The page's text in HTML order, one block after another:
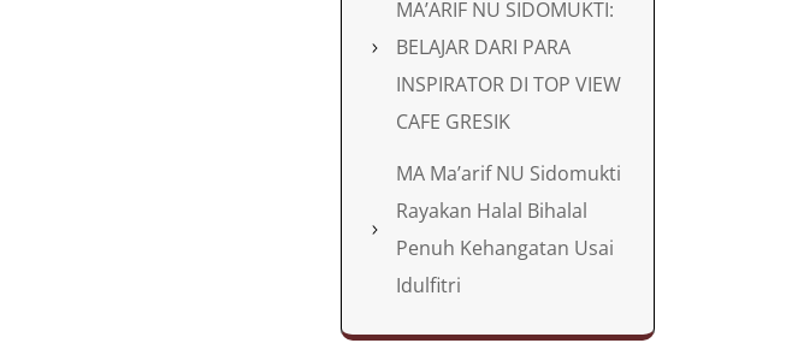
MA’ARIF NU SIDOMUKTI:
BELAJAR DARI PARA
INSPIRATOR DI TOP VIEW
CAFE GRESIK
MA Ma’arif NU Sidomukti
Rayakan Halal Bihalal
Penuh Kehangatan Usai
Idulfitri